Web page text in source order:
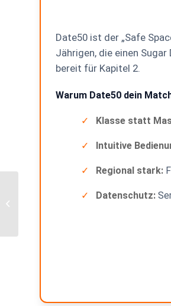
Date50 ist der „Safe
Jährigen, die einen
bereit für Kapitel 2.
Warum Date50 dein
✓ Klasse statt
✓ Intuitive
✓ Regional stark:
✓ Datenschutz: